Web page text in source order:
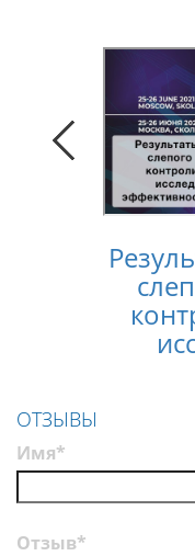
ОТЗЫВЫ
Имя*
Отзыв*